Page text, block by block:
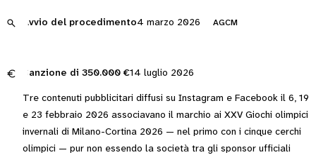
Avvio del procedimento4 marzo 2026 AGCM
Sanzione di 350.000 €14 luglio 2026
Tre contenuti pubblicitari diffusi su Instagram e Facebook il 6, 19
e 23 febbraio 2026 associavano il marchio ai XXV Giochi olimpici
invernali di Milano-Cortina 2026 — nel primo con i cinque cerchi
olimpici — pur non essendo la società tra gli sponsor ufficiali